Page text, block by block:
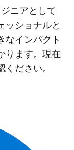
ニアとして
ッショナルと
なインパクト
ります。現在
ださい。